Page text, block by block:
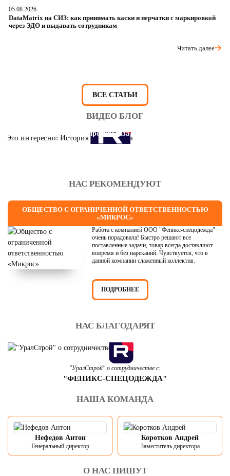
05.08.2026
DataMatrix на СИЗ: как принимать каски и перчатки с маркировкой
через ЭДО и выдавать сотрудникам
Читать далее
ВСЕ СТАТЬИ
ВИДЕО БЛОГ
Это интересно: История противогаза
НАС РЕКОМЕНДУЮТ
ОБЩЕСТВО С ОГРАНИЧЕННОЙ ОТВЕТСТВЕННОСТЬЮ
«МИКРОС»
Работа с компанией ООО "Феникс-спецодежда"
очень порадовала! Быстро решают все
поставленные задачи, товар всегда доставляют
вовремя и без нареканий. Чувствуется, что в
данной компании слаженный коллектив.
ПОДРОБНЕЕ
НАС БЛАГОДАРЯТ
"УралСтрой" о сотрудничестве с:
"ФЕНИКС-СПЕЦОДЕЖДА"
НАША КОМАНДА
Нефедов Антон
Генеральный директор
Коротков Андрей
Заместитель директора
О НАС ПИШУТ